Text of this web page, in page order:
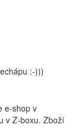
:-)))
e-shop v
v Z-boxu. Zboží